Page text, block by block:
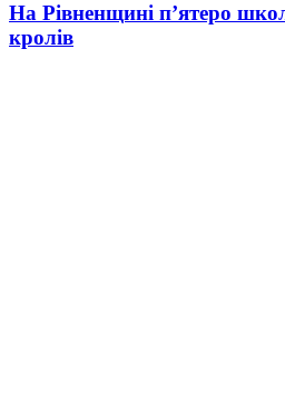
На Рівненщині п’ятеро
кролів